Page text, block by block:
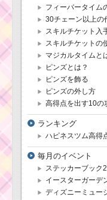
フィーバータイム
30チェーン以上の
スキルチケット入
スキルチケットの
マジカルタイムと
ピンズとは？
ピンズを飾る
ピンズの外し方
高得点を出す10の
ランキング
ハピネスツム高得
毎月のイベント
ステッカーブック
イースターガーデ
ディズニーミュー